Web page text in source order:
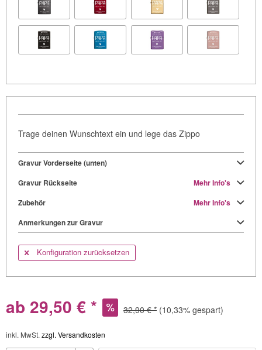
Trage deinen Wunschtext ein und lege das Zippo
Gravur Vorderseite (unten)
Gravur Rückseite
Mehr Info's
Zubehör
Mehr Info's
Anmerkungen zur Gravur
Konfiguration zurücksetzen
ab 29,50 € * 32,90 € * (10,33% gespart)
inkl. MwSt. zzgl. Versandkosten